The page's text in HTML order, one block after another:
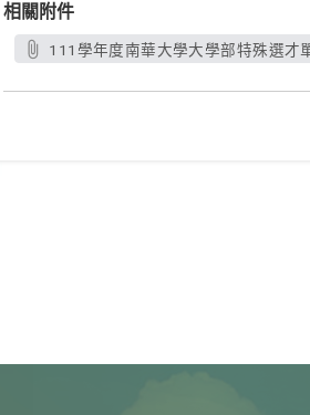
相關附件
111學年度南華大學大學部特殊選才